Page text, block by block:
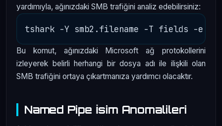
yardımıyla, ağınızdaki SMB trafiğini analiz edebilirsiniz:
Bu komut, ağınızdaki Microsoft ağ protokollerini
izleyerek belirli herhangi bir dosya adı ile ilişkili olan
SMB trafiğini ortaya çıkartmanıza yardımcı olacaktır.
Named Pipe İsim Anomalileri